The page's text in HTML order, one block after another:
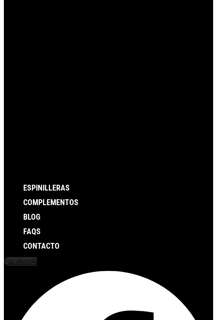
ESPINILLERAS
COMPLEMENTOS
BLOG
FAQS
CONTACTO
Facebook